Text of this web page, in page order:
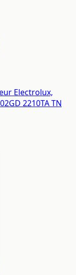
Electrolux,
2210TA TN